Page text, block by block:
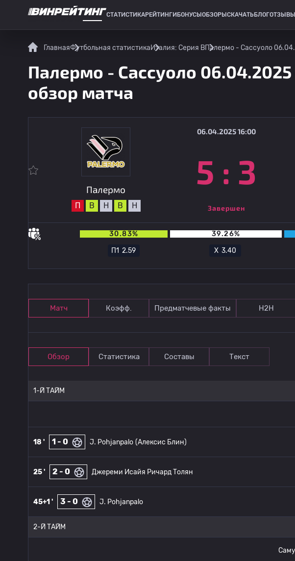
СТАТИСТИКАРЕЙТИНГИ БОНУСЫ ОБЗОРЫ СКАЧАТЬ БЛОГОТЗЫВЫ
ГлавнаяФутбольная статистикаИталия: Серия BПалермо - Сассуоло
Палермо - Сассуоло 06.04.2025
обзор матча
Палермо
П В Н В Н
06.04.2025 16:00
5 : 3
Завершен
30.83% 39.26%
П12.59 Х 3.40
Матч Коэфф. Предматчевые факты Н2Н
Обзор Статистика Составы Текст
1-Й ТАЙМ
18 ' 1 - 0 J. Pohjanpalo (Алексис Блин)
25 ' 2 - 0 Джереми Исайя Ричард Толян
45+1 ' 3 - 0 J. Pohjanpalo
2-Й ТАЙМ